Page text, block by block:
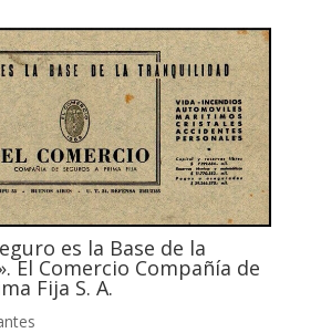
es la Base de la
El Comercio Compañía de
Fija S. A.